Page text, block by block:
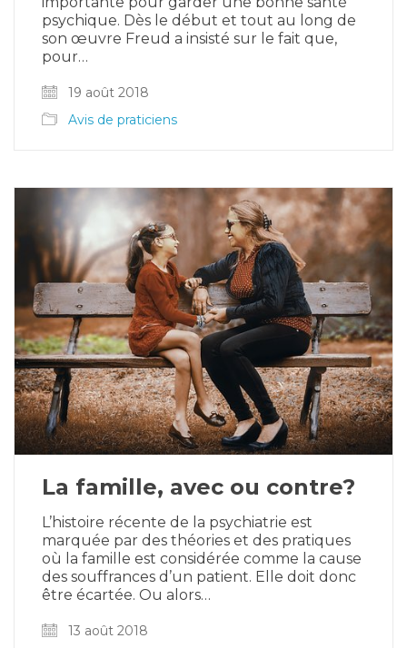
psychique. Dès le début et tout au long de
son œuvre Freud a insisté sur le fait que,
pour…
19 août 2018
Avis de praticiens
La famille, avec ou contre?
L’histoire récente de la psychiatrie est
marquée par des théories et des pratiques
où la famille est considérée comme la cause
des souffrances d’un patient. Elle doit donc
être écartée. Ou alors…
13 août 2018